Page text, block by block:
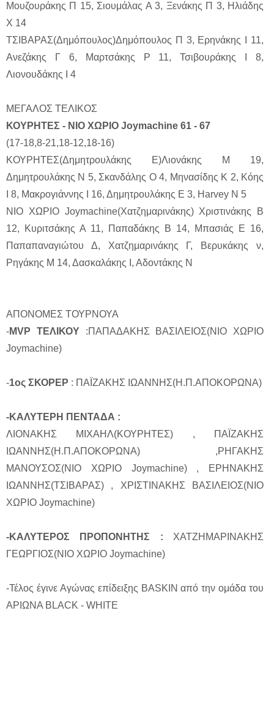
Μουζουράκης Π 15, Σιουμάλας Α 3, Ξενάκης Π 3, Ηλιάδης
Χ 14
ΤΣΙΒΑΡΑΣ(Δημόπουλος)Δημόπουλος Π 3, Ερηνάκης Ι 11,
Ανεζάκης Γ 6, Μαρτσάκης Ρ 11, Τσιβουράκης Ι 8,
Λιονουδάκης Ι 4
ΜΕΓΑΛΟΣ ΤΕΛΙΚΟΣ
ΚΟΥΡΗΤΕΣ - ΝΙΟ ΧΩΡΙΟ Joymachine 61 - 67
(17-18,8-21,18-12,18-16)
ΚΟΥΡΗΤΕΣ(Δημητρουλάκης Ε)Λιονάκης Μ 19,
Δημητρουλάκης Ν 5, Σκανδάλης Ο 4, Μηνασίδης Κ 2, Κόης
Ι 8, Μακρογιάννης Ι 16, Δημητρουλάκης Ε 3, Harvey N 5
ΝΙΟ ΧΩΡΙΟ Joymachine(Χατζημαρινάκης) Χριστινάκης Β
12, Κυριτσάκης Α 11, Παπαδάκης Β 14, Μπασιάς Ε 16,
Παπαπαναγιώτου Δ, Χατζημαρινάκης Γ, Βερυκάκης ν,
Ρηγάκης Μ 14, Δασκαλάκης Ι, Αδοντάκης Ν
ΑΠΟΝΟΜΕΣ ΤΟΥΡΝΟΥΑ
-MVP ΤΕΛΙΚΟΥ:ΠΑΠΑΔΑΚΗΣ ΒΑΣΙΛΕΙΟΣ(ΝΙΟ ΧΩΡΙΟ
Joymachine)
-1ος ΣΚΟΡΕΡ : ΠΑΪΖΑΚΗΣ ΙΩΑΝΝΗΣ(Η.Π.ΑΠΟΚΟΡΩΝΑ)
-ΚΑΛΥΤΕΡΗ ΠΕΝΤΑΔΑ :
ΛΙΟΝΑΚΗΣ ΜΙΧΑΗΛ(ΚΟΥΡΗΤΕΣ) , ΠΑΪΖΑΚΗΣ
ΙΩΑΝΝΗΣ(Η.Π.ΑΠΟΚΟΡΩΝΑ) ,ΡΗΓΑΚΗΣ
ΜΑΝΟΥΣΟΣ(ΝΙΟ ΧΩΡΙΟ Joymachine) , ΕΡΗΝΑΚΗΣ
ΙΩΑΝΝΗΣ(ΤΣΙΒΑΡΑΣ) , ΧΡΙΣΤΙΝΑΚΗΣ ΒΑΣΙΛΕΙΟΣ(ΝΙΟ
ΧΩΡΙΟ Joymachine)
-ΚΑΛΥΤΕΡΟΣ ΠΡΟΠΟΝΗΤΗΣ : ΧΑΤΖΗΜΑΡΙΝΑΚΗΣ
ΓΕΩΡΓΙΟΣ(ΝΙΟ ΧΩΡΙΟ Joymachine)
-Τέλος έγινε Αγώνας επίδειξης BASKIN από την ομάδα του
ΑΡΙΩΝΑ ΒLACK - WHITE